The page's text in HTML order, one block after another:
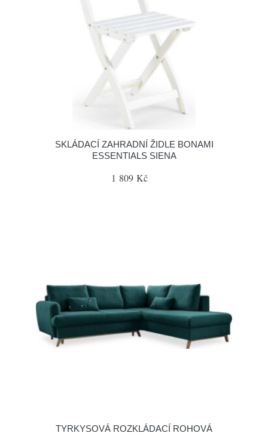
SKLÁDACÍ ZAHRADNÍ ŽIDLE BONAMI
ESSENTIALS SIENA
1 809 Kč
TYRKYSOVÁ ROZKLÁDACÍ ROHOVÁ